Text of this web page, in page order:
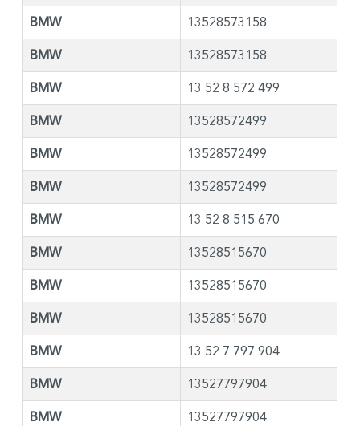
BMW 13528573158
BMW 13528573158
BMW 13 52 8 572 499
BMW 13528572499
BMW 13528572499
BMW 13528572499
BMW 13 52 8 515 670
BMW 13528515670
BMW 13528515670
BMW 13528515670
BMW 13 52 7 797 904
BMW 13527797904
BMW 13527797904